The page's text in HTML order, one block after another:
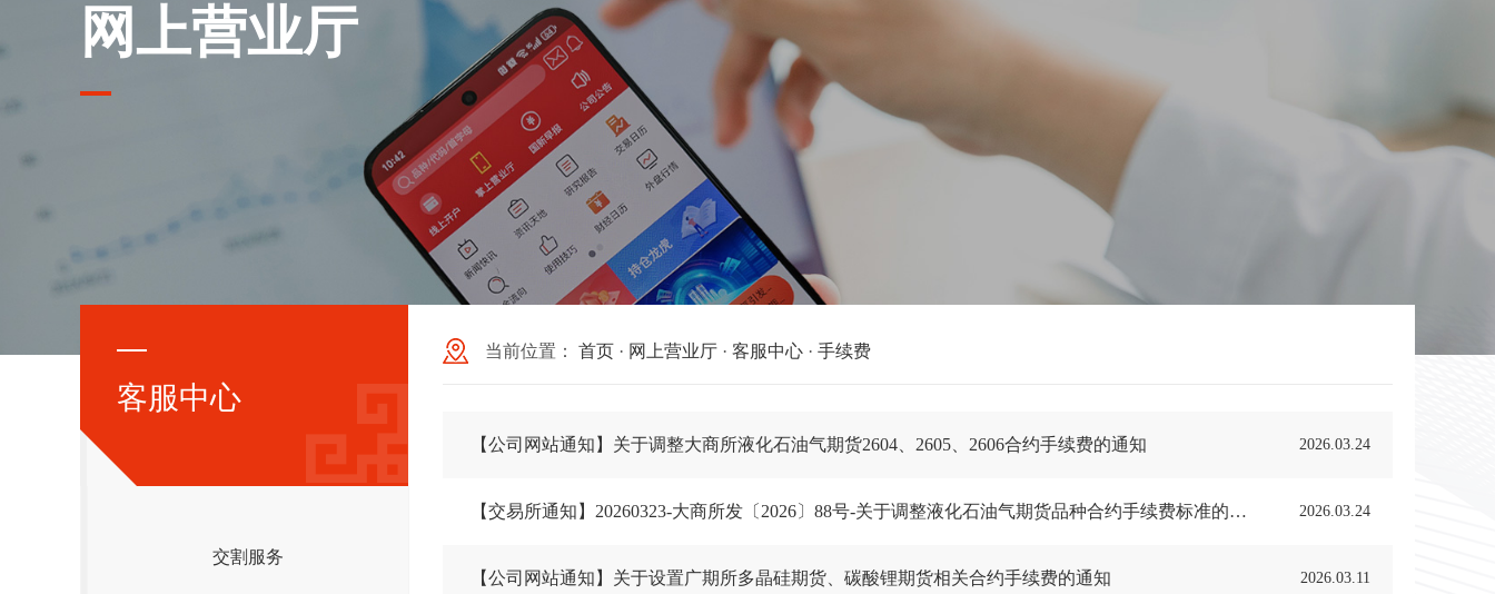
网上营业厅
客服中心
交割服务
当前位置： 首页 · 网上营业厅 · 客服中心 · 手续费
【公司网站通知】关于调整大商所液化石油气期货2604、2605、2606合约手续费的通知 2026.03.24
【交易所通知】20260323-大商所发〔2026〕88号-关于调整液化石油气期货品种合约手续费标准的通知 2026.03.24
【公司网站通知】关于设置广期所多晶硅期货、碳酸锂期货相关合约手续费的通知 2026.03.11